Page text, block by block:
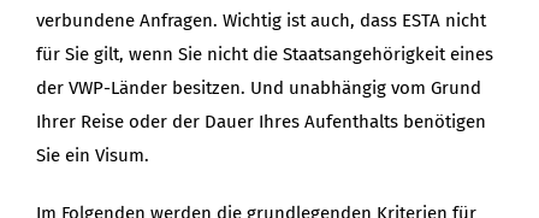
verbundene Anfragen. Wichtig ist auch, dass ESTA nicht
für Sie gilt, wenn Sie nicht die Staatsangehörigkeit eines
der VWP-Länder besitzen. Und unabhängig vom Grund
Ihrer Reise oder der Dauer Ihres Aufenthalts benötigen
Sie ein Visum.
Im Folgenden werden die grundlegenden Kriterien für